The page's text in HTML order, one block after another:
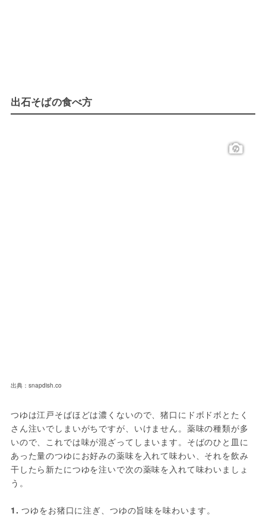
出石そばの食べ方
出典：snapdish.co
つゆは江戸そばほどは濃くないので、猪口にドボドボとたく
さん注いでしまいがちですが、いけません。薬味の種類が多
いので、これでは味が混ざってしまいます。そばのひと皿に
あった量のつゆにお好みの薬味を入れて味わい、それを飲み
干したら新たにつゆを注いで次の薬味を入れて味わいましょ
う。
1.